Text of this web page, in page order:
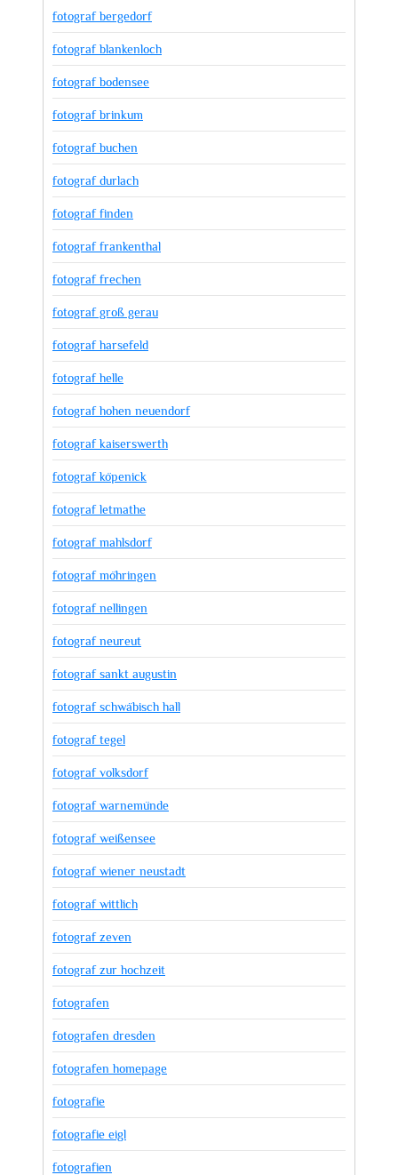
fotograf bergedorf
fotograf blankenloch
fotograf bodensee
fotograf brinkum
fotograf buchen
fotograf durlach
fotograf finden
fotograf frankenthal
fotograf frechen
fotograf groß gerau
fotograf harsefeld
fotograf helle
fotograf hohen neuendorf
fotograf kaiserswerth
fotograf köpenick
fotograf letmathe
fotograf mahlsdorf
fotograf möhringen
fotograf nellingen
fotograf neureut
fotograf sankt augustin
fotograf schwäbisch hall
fotograf tegel
fotograf volksdorf
fotograf warnemünde
fotograf weißensee
fotograf wiener neustadt
fotograf wittlich
fotograf zeven
fotograf zur hochzeit
fotografen
fotografen dresden
fotografen homepage
fotografie
fotografie eigl
fotografien